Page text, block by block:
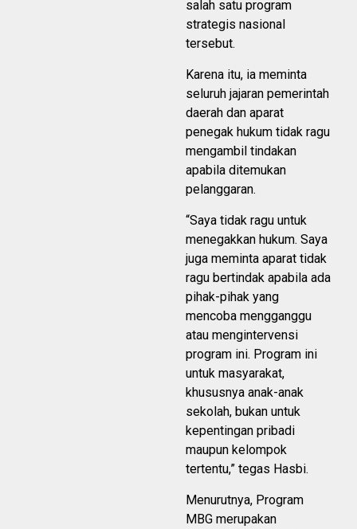
salah satu program
strategis nasional
tersebut.
Karena itu, ia meminta
seluruh jajaran pemerintah
daerah dan aparat
penegak hukum tidak ragu
mengambil tindakan
apabila ditemukan
pelanggaran.
“Saya tidak ragu untuk
menegakkan hukum. Saya
juga meminta aparat tidak
ragu bertindak apabila ada
pihak-pihak yang
mencoba mengganggu
atau mengintervensi
program ini. Program ini
untuk masyarakat,
khususnya anak-anak
sekolah, bukan untuk
kepentingan pribadi
maupun kelompok
tertentu,” tegas Hasbi.
Menurutnya, Program
MBG merupakan